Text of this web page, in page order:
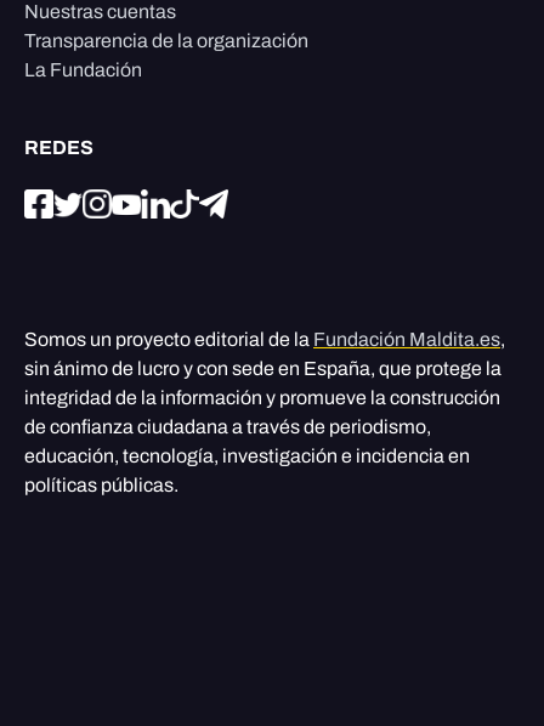
Nuestras cuentas
Transparencia de la organización
La Fundación
REDES
Somos un proyecto editorial de la Fundación Maldita.es,
sin ánimo de lucro y con sede en España, que protege la
integridad de la información y promueve la construcción
de confianza ciudadana a través de periodismo,
educación, tecnología, investigación e incidencia en
políticas públicas.